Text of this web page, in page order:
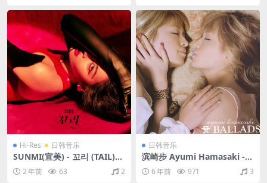
Hi-Res 日韩音乐
SUNMI(宣美) - 꼬리 (TAIL)
（2021/FLAC/EP分轨/86.9
M）(24bit/48kHz)
2 年前 63 2
日韩音乐
滨崎步 Ayumi Hamasaki - A
BALLADS（2003/FLAC/分
轨/477M）
6 年前 971 3